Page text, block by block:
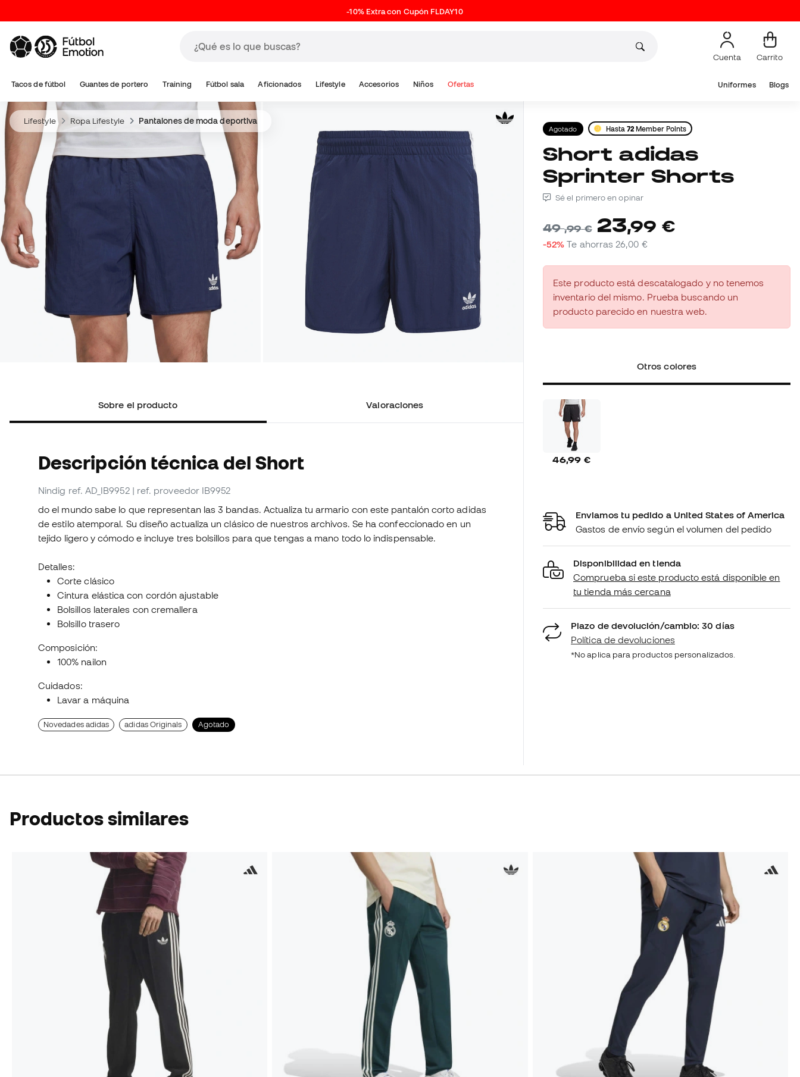
-10% Extra con Cupón FLDAY10
Cuenta Carrito
Tacos de fútbol Guantes de portero Training Fútbol sala Aficionados Lifestyle Accesorios Niños Ofertas Uniformes Blogs
Lifestyle Ropa Lifestyle Pantalones de moda deportiva
Sobre el producto Valoraciones
Descripción técnica del Short
Nindig ref. AD_IB9952 | ref. proveedor IB9952
do el mundo sabe lo que representan las 3 bandas. Actualiza tu armario con este pantalón corto adidas
de estilo atemporal. Su diseño actualiza un clásico de nuestros archivos. Se ha confeccionado en un
tejido ligero y cómodo e incluye tres bolsillos para que tengas a mano todo lo indispensable.
Detalles:
Corte clásico
Cintura elástica con cordón ajustable
Bolsillos laterales con cremallera
Bolsillo trasero
Composición:
100% nailon
Cuidados:
Lavar a máquina
Novedades adidas adidas Originals Agotado
Agotado Hasta72 Member Points
Short adidas
Sprinter Shorts
Sé el primero en opinar
49,99 € 23,99 €
-52% Te ahorras 26,00 €
Este producto está descatalogado y no tenemos
inventario del mismo. Prueba buscando un
producto parecido en nuestra web.
Otros colores
46,99 €
Enviamos tu pedido a United States of America
Gastos de envío según el volumen del pedido
Disponibilidad en tienda
Comprueba si este producto está disponible en
tu tienda más cercana
Plazo de devolución/cambio: 30 días
Política de devoluciones
*No aplica para productos personalizados.
Productos similares